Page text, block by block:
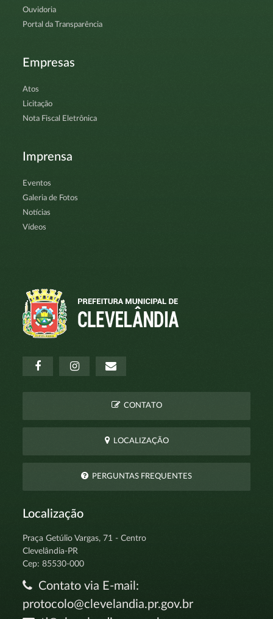
Ouvidoria
Portal da Transparência
Empresas
Atos
Licitação
Nota Fiscal Eletrônica
Imprensa
Eventos
Galeria de Fotos
Notícias
Vídeos
CONTATO
LOCALIZAÇÃO
PERGUNTAS FREQUENTES
Localização
Praça Getúlio Vargas, 71 - Centro
Clevelândia-PR
Cep: 85530-000
Contato via E-mail:
protocolo@clevelandia.pr.gov.br